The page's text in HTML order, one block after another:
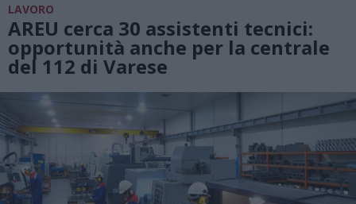
LAVORO
AREU cerca 30 assistenti tecnici:
opportunità anche per la centrale
del 112 di Varese